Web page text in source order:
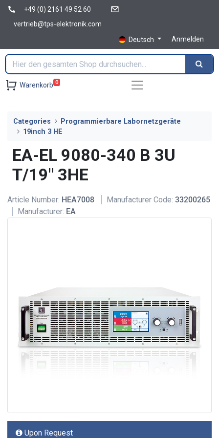
+49 (0) 2161 49 52 60
vertrieb@tps-elektronik.com
Deutsch
Anmelden
Warenkorb 0
Categories
Programmierbare Labornetzgeräte
19inch 3 HE
EA-EL 9080-340 B 3U
T/19" 3HE
Article Number: HEA7008 Manufacturer Code: 33200265
Manufacturer: EA
Upon Request